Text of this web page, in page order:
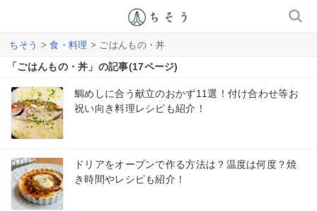
ちそう >食・料理 > ごはんもの・丼
「ごはんもの・丼」の記事(17ページ)
鯛めしに合う献立のおかず11選！付け合わせ等お
祝い向き料理レシピも紹介！
ドリアをオーブンで作る方法は？温度は何度？焼
き時間やレシピも紹介！